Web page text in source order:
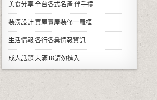
美食分享全台各式名產 伴手禮
裝潢設計買屋賣屋裝修一羅框
生活情報 各行各業情報資訊
成人話題未滿18請勿進入